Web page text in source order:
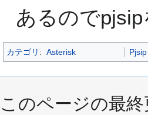
あるので
カテゴリ : Asterisk Pjsip
このページの最